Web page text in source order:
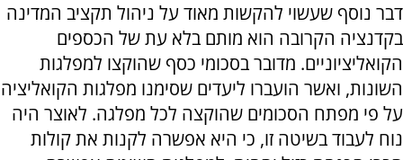
דבר נוסף שעשוי להקשות מאוד על ניהול תקציב המדינה
בקדנציה הקרובה הוא מותם בלא עת של הכספים
הקואליציוניים. מדובר בסכומי כסף שהוקצו למפלגות
השונות, ואשר הועברו ליעדים שסימנו מפלגות הקואליציה
על פי מפתח הסכומים שהוקצה לכל מפלגה. לאוצר היה
נוח לעבוד בשיטה זו, כי היא אפשרה לקנות את קולות